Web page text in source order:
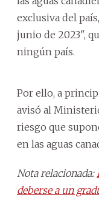
exclusiva del
junio de 2023",
ningún país.
Por ello, a
avisó al
riesgo que
en las aguas
Nota relacionada:
deberse a un